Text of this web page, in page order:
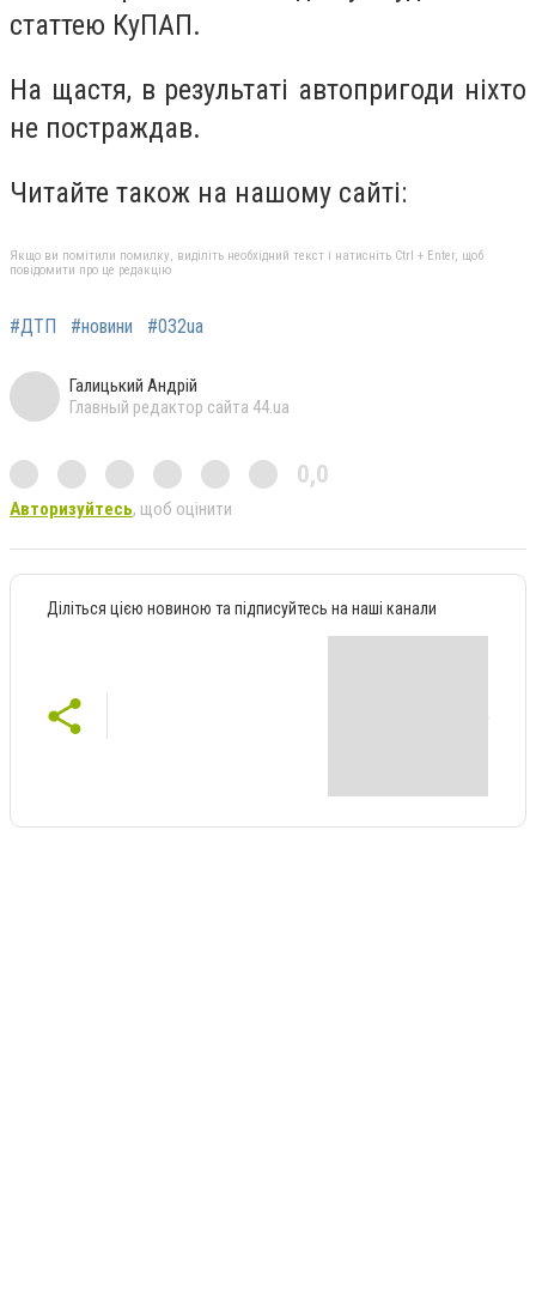
статтею КуПАП.
На щастя, в результаті автопригоди ніхто
не постраждав.
Читайте також на нашому сайті:
Якщо ви помітили помилку, виділіть необхідний текст і натисніть Ctrl + Enter, щоб
повідомити про це редакцію
#ДТП #новини #032ua
Галицький Андрій
Главный редактор сайта 44.ua
0,0
Авторизуйтесь, щоб оцінити
Діліться цією новиною та підписуйтесь на наші канали